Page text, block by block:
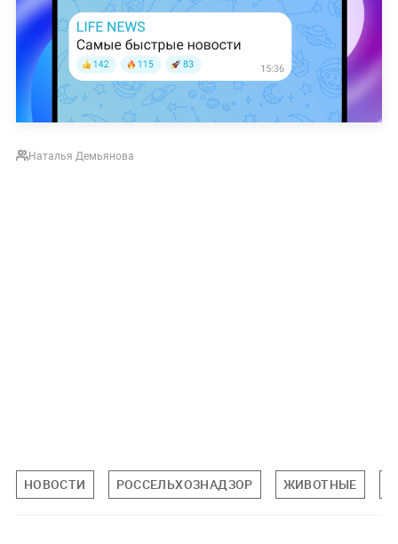
Наталья Демьянова
НОВОСТИ РОССЕЛЬХОЗНАДЗОР ЖИВОТНЫЕ